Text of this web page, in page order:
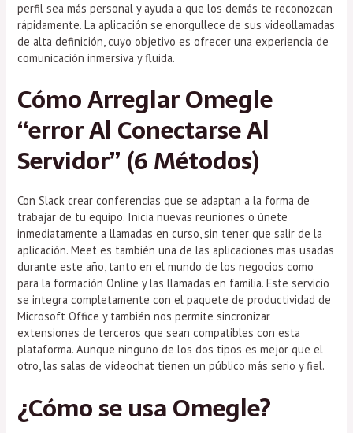
perfil sea más personal y ayuda a que los demás te reconozcan
rápidamente. La aplicación se enorgullece de sus videollamadas
de alta definición, cuyo objetivo es ofrecer una experiencia de
comunicación inmersiva y fluida.
Cómo Arreglar Omegle
“error Al Conectarse Al
Servidor” (6 Métodos)
Con Slack crear conferencias que se adaptan a la forma de
trabajar de tu equipo. Inicia nuevas reuniones o únete
inmediatamente a llamadas en curso, sin tener que salir de la
aplicación. Meet es también una de las aplicaciones más usadas
durante este año, tanto en el mundo de los negocios como
para la formación Online y las llamadas en familia. Este servicio
se integra completamente con el paquete de productividad de
Microsoft Office y también nos permite sincronizar
extensiones de terceros que sean compatibles con esta
plataforma. Aunque ninguno de los dos tipos es mejor que el
otro, las salas de vídeochat tienen un público más serio y fiel.
¿Cómo se usa Omegle?